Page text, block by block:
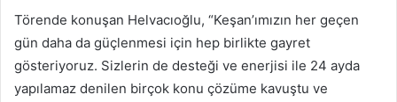
Törende konuşan Helvacıoğlu, “Keşan’ımızın her geçen
gün daha da güçlenmesi için hep birlikte gayret
gösteriyoruz. Sizlerin de desteği ve enerjisi ile 24 ayda
yapılamaz denilen birçok konu çözüme kavuştu ve